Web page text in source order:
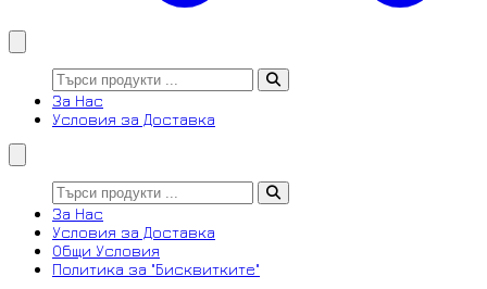
За Нас
Условия за Доставка
За Нас
Условия за Доставка
Общи Условия
Политика за "Бисквитките"